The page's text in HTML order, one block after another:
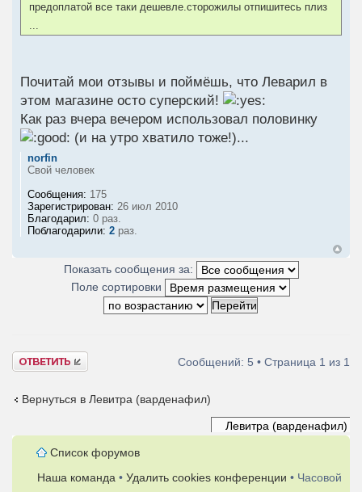
предоплатой все таки дешевле.сторожилы отпишитесь плиз
...
Почитай мои отзывы и поймёшь, что Леварил в
этом магазине осто суперский!
Как раз вчера вечером использовал половинку
(и на утро хватило тоже!)...
norfin
Свой человек
Сообщения: 175
Зарегистрирован: 26 июл 2010
Благодарил: 0 раз.
Поблагодарили: 2 раз.
Показать сообщения за:
Поле сортировки
Ответить Сообщений: 5 • Страница 1 из 1
Вернуться в Левитра (варденафил)
Список форумов
Наша команда • Удалить cookies конференции • Часовой